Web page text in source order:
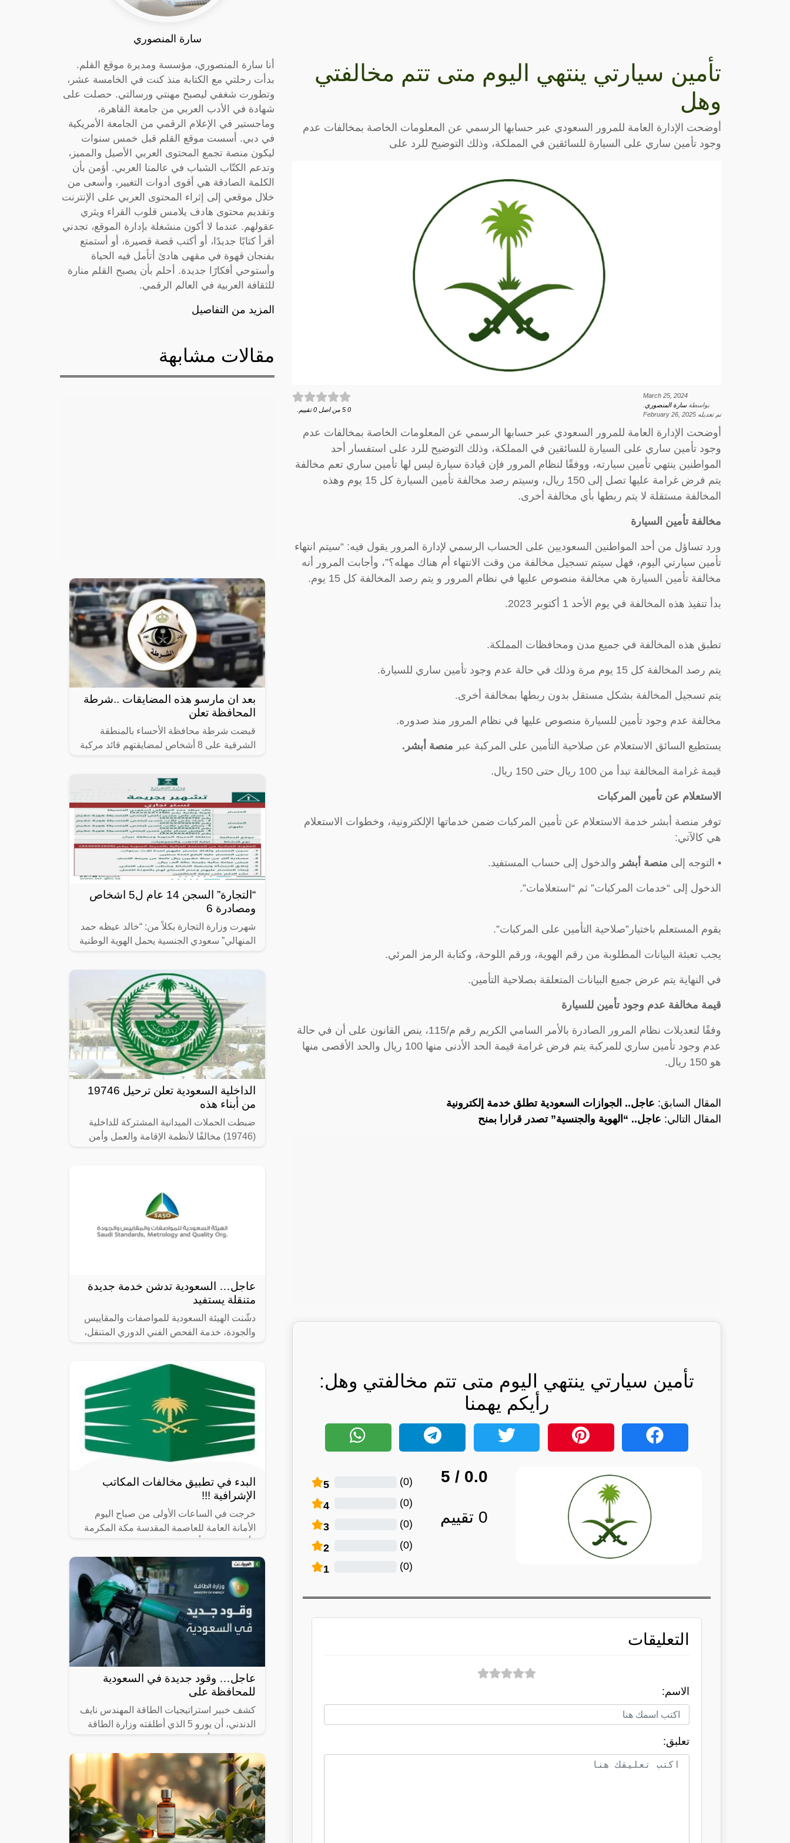
تأمين سيارتي ينتهي اليوم متى تتم مخالفتي
وهل
أوضحت الإدارة العامة للمرور السعودي عبر حسابها الرسمي عن المعلومات الخاصة بمخالفات عدم
وجود تأمين ساري على السيارة للسائقين في المملكة، وذلك التوضيح للرد على
March 25, 2024
بواسطةسارة المنصوري
تم تعديله February 26, 2025
0
5 من اصل 0 تقييم.
أوضحت الإدارة العامة للمرور السعودي عبر حسابها الرسمي عن المعلومات الخاصة بمخالفات عدم
وجود تأمين ساري على السيارة للسائقين في المملكة، وذلك التوضيح للرد على استفسار أحد
المواطنين ينتهي تأمين سيارته، ووفقًا لنظام المرور فإن قيادة سيارة ليس لها تأمين ساري تعم مخالفة
يتم فرض غرامة عليها تصل إلى 150 ريال، وسيتم رصد مخالفة تأمين السيارة كل 15 يوم وهذه
المخالفة مستقلة لا يتم ربطها بأي مخالفة أخرى.
مخالفة تأمين السيارة
ورد تساؤل من أحد المواطنين السعوديين على الحساب الرسمي لإدارة المرور يقول فيه: “سيتم انتهاء
تأمين سيارتي اليوم، فهل سيتم تسجيل مخالفة من وقت الانتهاء أم هناك مهله؟”، وأجابت المرور أنه
مخالفة تأمين السيارة هي مخالفة منصوص عليها في نظام المرور و يتم رصد المخالفة كل 15 يوم.
بدأ تنفيذ هذه المخالفة في يوم الأحد 1 أكتوبر 2023.
تطبق هذه المخالفة في جميع مدن ومحافظات المملكة.
يتم رصد المخالفة كل 15 يوم مرة وذلك في حالة عدم وجود تأمين ساري للسيارة.
يتم تسجيل المخالفة بشكل مستقل بدون ربطها بمخالفة أخرى.
مخالفة عدم وجود تأمين للسيارة منصوص عليها في نظام المرور منذ صدوره.
يستطيع السائق الاستعلام عن صلاحية التأمين على المركبة عبر منصة أبشر .
قيمة غرامة المخالفة تبدأ من 100 ريال حتى 150 ريال.
الاستعلام عن تأمين المركبات
توفر منصة أبشر خدمة الاستعلام عن تأمين المركبات ضمن خدماتها الإلكترونية، وخطوات الاستعلام
هي كالآتي:
• التوجه إلى منصة أبشر والدخول إلى حساب المستفيد.
الدخول إلى “خدمات المركبات” ثم “استعلامات”.
يقوم المستعلم باختيار”صلاحية التأمين على المركبات”.
يجب تعبئة البيانات المطلوبة من رقم الهوية، ورقم اللوحة، وكتابة الرمز المرئي.
في النهاية يتم عرض جميع البيانات المتعلقة بصلاحية التأمين.
قيمة مخالفة عدم وجود تأمين للسيارة
وفقًا لتعديلات نظام المرور الصادرة بالأمر السامي الكريم رقم م/‏‏115، ينص القانون على أن في حالة
عدم وجود تأمين ساري للمركبة يتم فرض غرامة قيمة الحد الأدنى منها 100 ريال والحد الأقصى منها
هو 150 ريال.
المقال السابق: عاجل.. الجوازات السعودية تطلق خدمة إلكترونية
المقال التالي: عاجل.. “الهوية والجنسية” تصدر قرارا بمنح
تأمين سيارتي ينتهي اليوم متى تتم مخالفتي وهل:
رأيكم يهمنا
0.0
/ 5
0 تقييم
5 (
0
)
4 (
0
)
3 (
0
)
2 (
0
)
1 (
0
)
التعليقات
الاسم:
تعلبق:
سارة المنصوري
أنا سارة المنصوري، مؤسسة ومديرة موقع القلم.
بدأت رحلتي مع الكتابة منذ كنت في الخامسة عشر،
وتطورت شغفي ليصبح مهنتي ورسالتي. حصلت على
شهادة في الأدب العربي من جامعة القاهرة،
وماجستير في الإعلام الرقمي من الجامعة الأمريكية
في دبي. أسست موقع القلم قبل خمس سنوات
ليكون منصة تجمع المحتوى العربي الأصيل والمميز،
وتدعم الكتّاب الشباب في عالمنا العربي. أؤمن بأن
الكلمة الصادقة هي أقوى أدوات التغيير، وأسعى من
خلال موقعي إلى إثراء المحتوى العربي على الإنترنت
وتقديم محتوى هادف يلامس قلوب القراء ويثري
عقولهم. عندما لا أكون منشغلة بإدارة الموقع، تجدني
أقرأ كتابًا جديدًا، أو أكتب قصة قصيرة، أو أستمتع
بفنجان قهوة في مقهى هادئ أتأمل فيه الحياة
وأستوحي أفكارًا جديدة. أحلم بأن يصبح القلم منارة
للثقافة العربية في العالم الرقمي.
المزيد من التفاصيل
مقالات مشابهة
بعد ان مارسو هذه المضايقات ..شرطة
المحافظة تعلن
قبضت شرطة محافظة الأحساء بالمنطقة
الشرقية على 8 أشخاص لمضايقتهم قائد مركبة
“التجارة” السجن 14 عام ل5 اشخاص
ومصادرة 6
شهرت وزارة التجارة بكلاً من: “خالد عيظه حمد
المنهالي” سعودي الجنسية يحمل الهوية الوطنية
علي حسن ناجي” يمني الجنسية يحمل
الداخلية السعودية تعلن ترحيل 19746
من أبناء هذه
ضبطت الحملات الميدانية المشتركة للداخلية
(19746) مخالفًا لأنظمة الإقامة والعمل وأمن
عاجل… السعودية تدشن خدمة جديدة
متنقلة يستفيد
دشّنت الهيئة السعودية للمواصفات والمقاييس
والجودة، خدمة الفحص الفني الدوري المتنقل،
البدء في تطبيق مخالفات المكاتب
الإشرافية !!!
خرجت في الساعات الأولى من صباح اليوم
الأمانة العامة للعاصمة المقدسة مكة المكرمة
الإشرافية بضرورة الالتزام ببعض الأنظمة
عاجل… وقود جديدة في السعودية
للمحافظة على
كشف خبير استراتيجيات الطاقة المهندس نايف
الدندني، أن يورو 5 الذي أطلقته وزارة الطاقة
اعتماد التشريعات المنظمة